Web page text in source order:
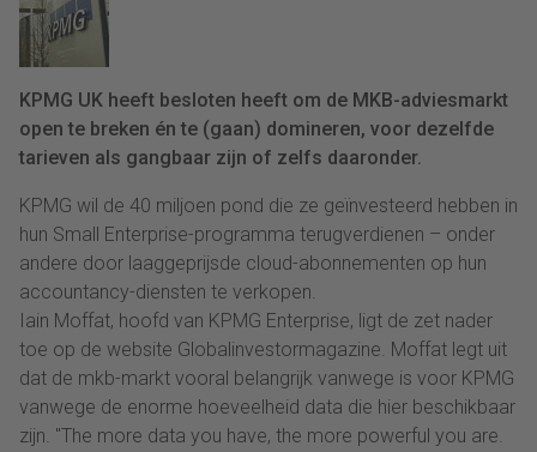
KPMG UK heeft besloten heeft om de MKB-adviesmarkt
open te breken én te (gaan) domineren, voor dezelfde
tarieven als gangbaar zijn of zelfs daaronder.
KPMG wil de 40 miljoen pond die ze geïnvesteerd hebben in
hun Small Enterprise-programma terugverdienen – onder
andere door laaggeprijsde cloud-abonnementen op hun
accountancy-diensten te verkopen.
Iain Moffat, hoofd van KPMG Enterprise, ligt de zet nader
toe op de website Globalinvestormagazine. Moffat legt uit
dat de mkb-markt vooral belangrijk vanwege is voor KPMG
vanwege de enorme hoeveelheid data die hier beschikbaar
zijn. "The more data you have, the more powerful you are.